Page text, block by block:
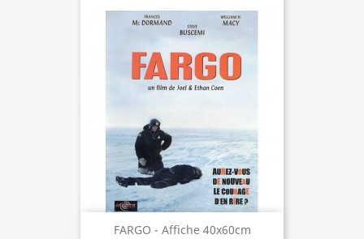
FARGO - Affiche 40x60cm